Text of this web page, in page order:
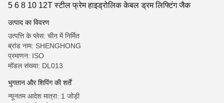
5 6 8 10 12T स्टील फ्रेम हाइड्रोलिक केबल ड्रम लिफ्टिंग जैक
उत्पाद का विवरण
उत्पत्ति के प्लेस: चीन में निर्मित
ब्रांड नाम: SHENGHONG
प्रमाणन: ISO
मॉडल संख्या: DL013
भुगतान और शिपिंग की शर्तें
न्यूनतम आदेश मात्रा: 1 जोड़ी